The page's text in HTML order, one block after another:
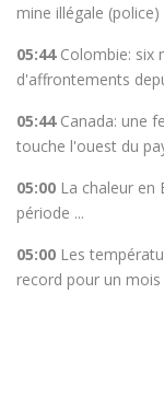
mine illégale (police)
05:44 Colombie: six
d'affrontements
05:44 Canada: une
touche l'ouest du
05:00 La chaleur en
période ...
05:00 Les
record pour un mois